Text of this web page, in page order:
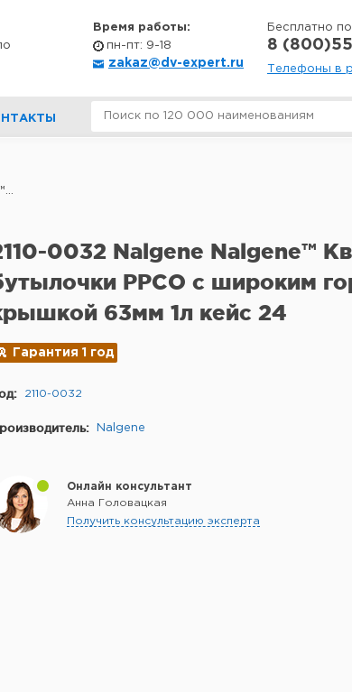
Время работы:
пн-пт: 9-18
zakaz@dv-expert.ru
Бесплатно
8
Телефоны в
0032 Nalgene Nalgene™
PPCO с широким
63мм 1л кейс 24
Гарантия 1 год
2110-0032
Nalgene
Онлайн консультант
Анна Головацкая
Получить консультацию эксперта